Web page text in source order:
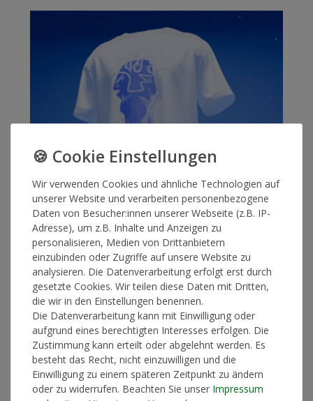
Der Faktor Mensch (CD + T-Shirt Bundle)
40,00 € *
zzgl.
Wir verwenden Cookies und ähnliche Technologien auf
unserer Website und verarbeiten personenbezogene
Daten von Besucher:innen unserer Webseite (z.B. IP-
Adresse), um z.B. Inhalte und Anzeigen zu
personalisieren, Medien von Drittanbietern
einzubinden oder Zugriffe auf unsere Website zu
analysieren. Die Datenverarbeitung erfolgt erst durch
gesetzte Cookies. Wir teilen diese Daten mit Dritten,
die wir in den Einstellungen benennen.
Die Datenverarbeitung kann mit Einwilligung oder
aufgrund eines berechtigten Interesses erfolgen. Die
Zustimmung kann erteilt oder abgelehnt werden. Es
besteht das Recht, nicht einzuwilligen und die
Einwilligung zu einem späteren Zeitpunkt zu ändern
oder zu widerrufen. Beachten Sie unser Impressum